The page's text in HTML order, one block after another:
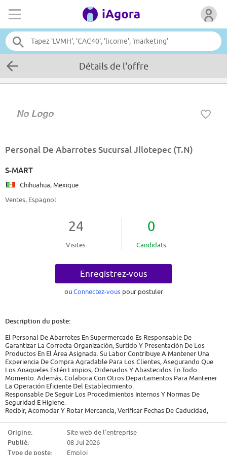
Détails de l'offre
Personal De Abarrotes Sucursal Jilotepec (T.N)
S-MART
Chihuahua, Mexique
Ventes, Espagnol
24
Visites
0
Candidats
Enregistrez-vous
ouConnectez-vous pour postuler
Description du poste:
El Personal De Abarrotes En Supermercado Es Responsable De
Garantizar La Correcta Organización, Surtido Y Presentación De Los
Productos En El Área Asignada. Su Labor Contribuye A Mantener Una
Experiencia De Compra Agradable Para Los Clientes, Asegurando Que
Los Anaqueles Estén Limpios, Ordenados Y Abastecidos En Todo
Momento. Además, Colabora Con Otros Departamentos Para Mantener
La Operación Eficiente Del Establecimiento.
Responsable De Seguir Los Procedimientos Internos Y Normas De
Seguridad E Higiene.
Recibir, Acomodar Y Rotar Mercancía, Verificar Fechas De Caducidad,
Faltantes O Daños En Los Productos Y Mantener Limpia El Área De
Trabajo.
Contrato Por Tiempo Indeterminado
Origine:
Site web de l'entreprise
Publié:
08 Jui 2026
Type de poste:
Emploi